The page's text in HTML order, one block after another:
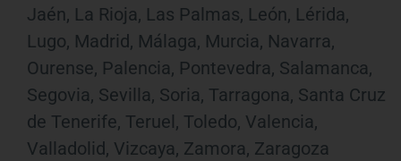
Jaén, La Rioja, Las Palmas, León, Lérida,
Lugo, Madrid, Málaga, Murcia, Navarra,
Ourense, Palencia, Pontevedra, Salamanca,
Segovia, Sevilla, Soria, Tarragona, Santa Cruz
de Tenerife, Teruel, Toledo, Valencia,
Valladolid, Vizcaya, Zamora, Zaragoza